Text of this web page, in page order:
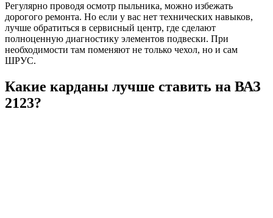
Регулярно проводя осмотр пыльника, можно избежать
дорогого ремонта. Но если у вас нет технических навыков,
лучше обратиться в сервисный центр, где сделают
полноценную диагностику элементов подвески. При
необходимости там поменяют не только чехол, но и сам
ШРУС.
Какие карданы лучше ставить на ВАЗ
2123?